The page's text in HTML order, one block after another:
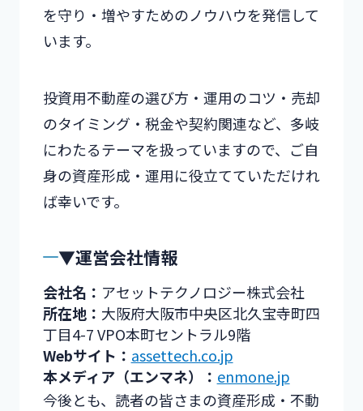
を守り・増やすためのノウハウを発信して
います。
投資用不動産の選び方・運用のコツ・売却
のタイミング・税金や契約関連など、多岐
にわたるテーマを扱っていますので、ご自
身の資産形成・運用に役立てていただけれ
ば幸いです。
▼運営会社情報
会社名： アセットテクノロジー株式会社
所在地： 大阪府大阪市中央区北久宝寺町四
丁目4-7 VPO本町セントラル9階
Webサイト： assettech.co.jp
本メディア（エンマネ）： enmone.jp
今後とも、読者の皆さまの資産形成・不動